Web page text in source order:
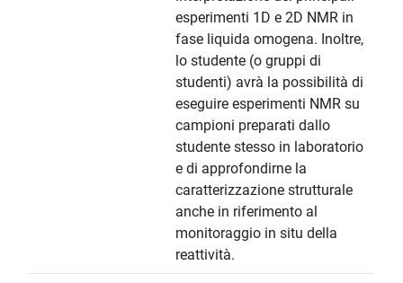
esperimenti 1D e 2D NMR in
fase liquida omogena. Inoltre,
lo studente (o gruppi di
studenti) avrà la possibilità di
eseguire esperimenti NMR su
campioni preparati dallo
studente stesso in laboratorio
e di approfondirne la
caratterizzazione strutturale
anche in riferimento al
monitoraggio in situ della
reattività.